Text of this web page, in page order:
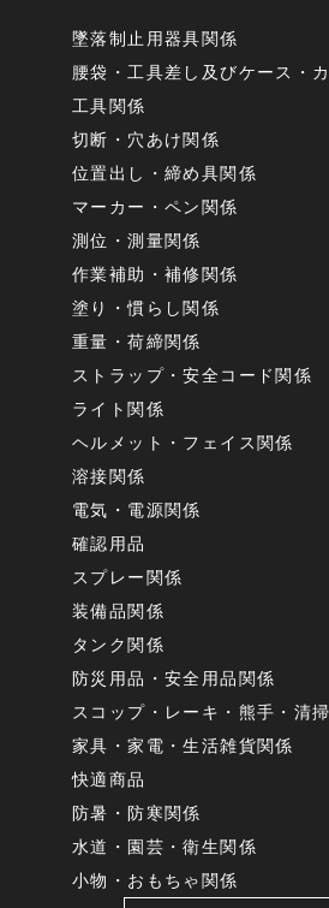
墜落制止用器具関係
腰袋・工具差し及びケース・
工具関係
切断・穴あけ関係
位置出し・締め具関係
マーカー・ペン関係
測位・測量関係
作業補助・補修関係
塗り・慣らし関係
重量・荷締関係
ストラップ・安全コード関係
ライト関係
ヘルメット・フェイス関係
溶接関係
電気・電源関係
確認用品
スプレー関係
装備品関係
タンク関係
防災用品・安全用品関係
スコップ・レーキ・熊手・清
家具・家電・生活雑貨関係
快適商品
防暑・防寒関係
水道・園芸・衛生関係
小物・おもちゃ関係